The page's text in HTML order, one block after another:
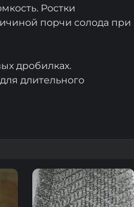
Ростки
порчи солода при
дробилках.
длительного